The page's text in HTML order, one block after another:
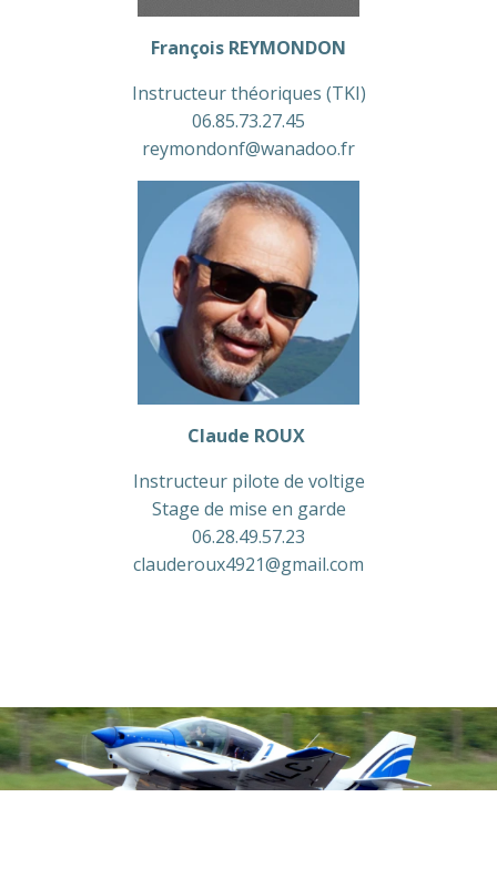
François REYMONDON
Instructeur théoriques (TKI)
06.85.73.27.45
reymondonf@wanadoo.fr
Claude ROUX
Instructeur pilote de voltige
Stage de mise en garde
06.28.49.57.23
clauderoux4921@gmail.com